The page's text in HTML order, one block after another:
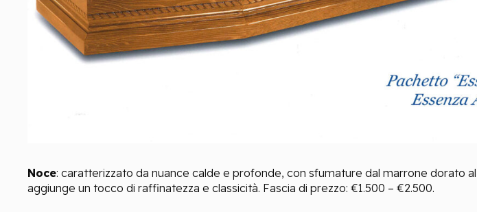
Noce: caratterizzato da nuance calde e profonde, con sfumature dal marrone dorato
aggiunge un tocco di raffinatezza e classicità. Fascia di prezzo: €1.500 – €2.500.